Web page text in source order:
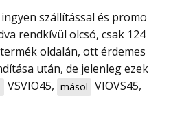
rendkívül olcsó, csak 124
oldalán, ott érdemes
után, de jelenleg ezek
VSVIO45, másol VIOVS45,